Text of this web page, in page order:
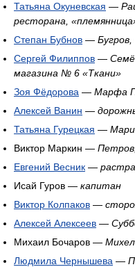
Татьяна Окуневская —
ресторана,
Степан Бубнов —
Сергей Филиппов —
магазина № 6 «Ткани»
Зоя Фёдорова — Марфа
Алексей Ванин —
Татьяна Гурецкая —
Виктор Маркин —
Евгений Весник —
Исай Гуров — капитан
Виктор Колпаков —
Алексей Алексеев —
Михаил Бочаров —
Людмила Чернышева —